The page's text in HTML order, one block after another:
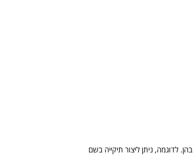
לדוגמה, ניתן ליצור תיקייה בשם